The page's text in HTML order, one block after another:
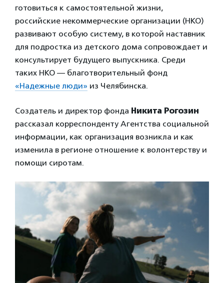
готовиться к самостоятельной жизни,
российские некоммерческие организации (НКО)
развивают особую систему, в которой наставник
для подростка из детского дома сопровождает и
консультирует будущего выпускника. Среди
таких НКО — благотворительный фонд
«Надежные люди» из Челябинска.
Создатель и директор фонда Никита Рогозин
рассказал корреспонденту Агентства социальной
информации, как организация возникла и как
изменила в регионе отношение к волонтерству и
помощи сиротам.